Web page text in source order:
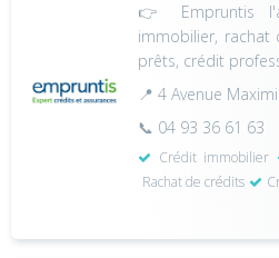
👉 Empruntis
immobilier, rachat
prêts, crédit
📍 4 Avenue
📞 04 93 36 61 63
Crédit immobilier
Rachat de crédits